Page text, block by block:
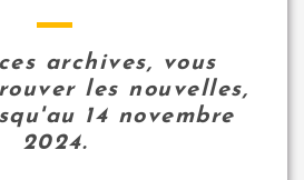
archives, vous
les nouvelles,
14 novembre
2024.